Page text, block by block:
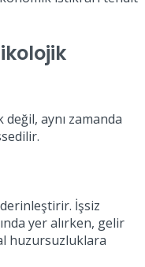
aynı zamanda
İşsiz
yer alırken, gelir
huzursuzluklara